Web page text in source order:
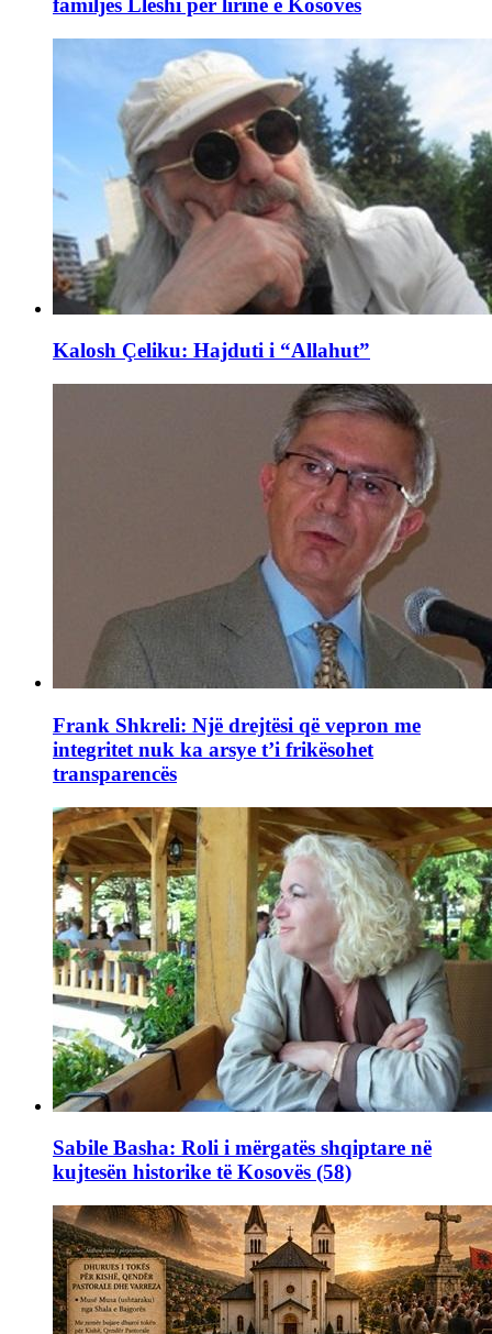
familjes Lleshi për lirinë e Kosovës
Kalosh Çeliku: Hajduti i “Allahut”
Frank Shkreli: Një drejtësi që vepron me
integritet nuk ka arsye t’i frikësohet
transparencës
Sabile Basha: Roli i mërgatës shqiptare në
kujtesën historike të Kosovës (58)